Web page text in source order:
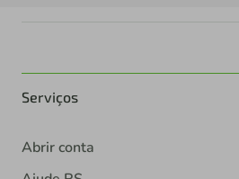
Serviços
Abrir conta